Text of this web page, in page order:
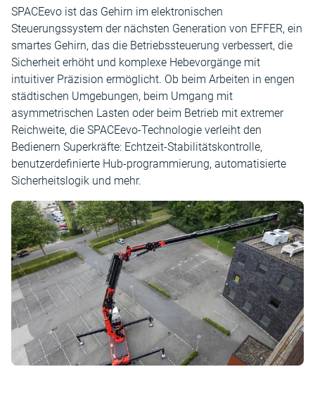
SPACEevo ist das Gehirn im elektronischen
Steuerungssystem der nächsten Generation von EFFER, ein
smartes Gehirn, das die Betriebssteuerung verbessert, die
Sicherheit erhöht und komplexe Hebevorgänge mit
intuitiver Präzision ermöglicht. Ob beim Arbeiten in engen
städtischen Umgebungen, beim Umgang mit
asymmetrischen Lasten oder beim Betrieb mit extremer
Reichweite, die SPACEevo-Technologie verleiht den
Bedienern Superkräfte: Echtzeit-Stabilitätskontrolle,
benutzerdefinierte Hub-programmierung, automatisierte
Sicherheitslogik und mehr.